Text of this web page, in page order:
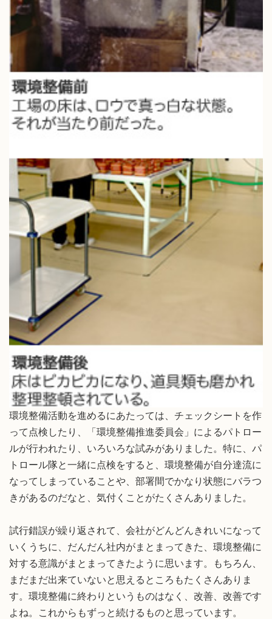
環境整備活動を進めるにあたっては、チェックシートを作
って点検したり、「環境整備推進委員会」によるパトロー
ルが行われたり、いろいろな試みがありました。特に、パ
トロール隊と一緒に点検をすると、環境整備が自分達流に
なってしまっていることや、部署間でかなり状態にバラつ
きがあるのだなと、気付くことがたくさんありました。
試行錯誤が繰り返されて、会社がどんどんきれいになって
いくうちに、だんだん社内がまとまってきた、環境整備に
対する意識がまとまってきたように思います。もちろん、
まだまだ出来ていないと思えるところもたくさんありま
す。環境整備に終わりというものはなく、改善、改善です
よね。これからもずっと続けるものと思っています。